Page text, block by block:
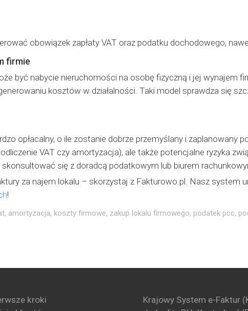
obowiązek zapłaty VAT oraz podatku dochodowego,
firmie
być nabycie nieruchomości na osobę fizyczną i jej wynajem
kosztów w działalności. Taki model sprawdza się
opłacalny, o ile zostanie dobrze przemyślany i zaplanowany
VAT czy amortyzacja), ale także potencjalne ryzyka
się z doradcą podatkowym lub biurem
za najem lokalu – skorzystaj z Fakturowo.pl. Nasz system
!
, amortyzacja, koszty firmowe, zakup lokalu firmowego, podatek pcc,
kroki
Krajowy System e-Faktur